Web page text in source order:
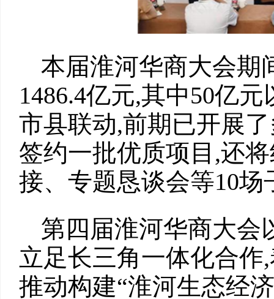
本届淮河华商大会期
1486.4亿元,其中50亿
市县联动,前期已开展
签约一批优质项目,还
接、专题恳谈会等10场
第四届淮河华商大会
立足长三角一体化合
推动构建“淮河生态经